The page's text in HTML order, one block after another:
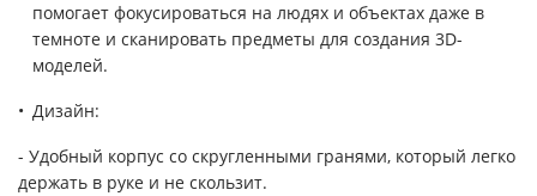
помогает фокусироваться на людях и объектах даже в
темноте и сканировать предметы для создания 3D-
моделей.
Дизайн:
- Удобный корпус со скругленными гранями, который легко
держать в руке и не скользит.